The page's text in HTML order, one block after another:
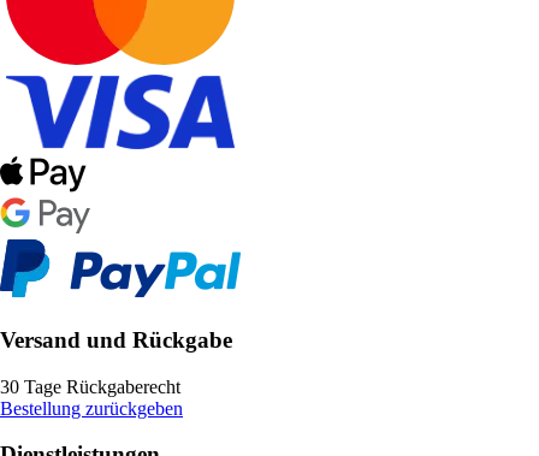
Versand und Rückgabe
30 Tage Rückgaberecht
Bestellung zurückgeben